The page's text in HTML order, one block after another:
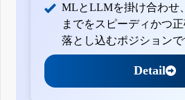
MLとLLMを掛け合わせ
までをスピーディかつ
落とし込むポジションで
Detail